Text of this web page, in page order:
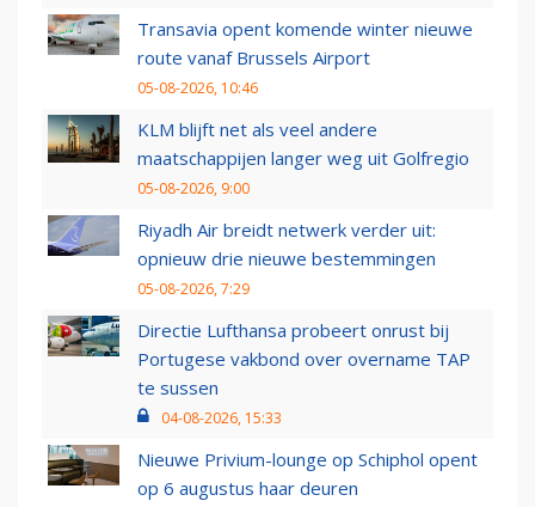
Transavia opent komende winter nieuwe
route vanaf Brussels Airport
05-08-2026, 10:46
KLM blijft net als veel andere
maatschappijen langer weg uit Golfregio
05-08-2026, 9:00
Riyadh Air breidt netwerk verder uit:
opnieuw drie nieuwe bestemmingen
05-08-2026, 7:29
Directie Lufthansa probeert onrust bij
Portugese vakbond over overname TAP
te sussen
04-08-2026, 15:33
Nieuwe Privium-lounge op Schiphol opent
op 6 augustus haar deuren